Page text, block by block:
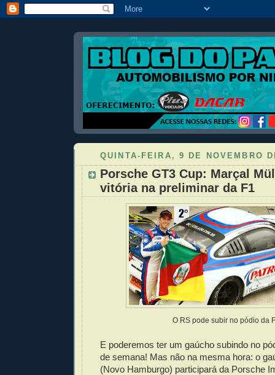
QUINTA-FEIRA, 9 DE NOVEMBRO
Porsche GT3 Cup: Marçal
vitória na preliminar da F1
O RS pode subir no pódio da
E poderemos ter um gaúcho subindo no
de semana! Mas não na mesma hora: o
(Novo Hamburgo) participará da Porsche